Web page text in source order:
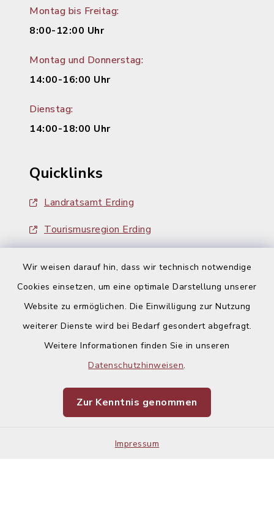
Wir weisen darauf hin, dass wir technisch notwendige
Cookies einsetzen, um eine optimale Darstellung unserer
Website zu ermöglichen. Die Einwilligung zur Nutzung
weiterer Dienste wird bei Bedarf gesondert abgefragt.
Weitere Informationen finden Sie in unseren
Datenschutzhinweisen.
Zur Kenntnis genommen
Impressum
Montag bis Freitag:
8:00-12:00 Uhr
Montag und Donnerstag:
14:00-16:00 Uhr
Dienstag:
14:00-18:00 Uhr
Quicklinks
Landratsamt Erding
Tourismusregion Erding
Kontakt
Datenschutz
Impressum